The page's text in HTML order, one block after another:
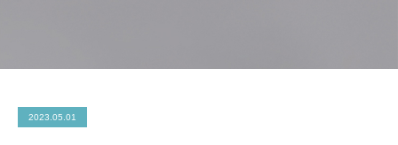
2023.05.01